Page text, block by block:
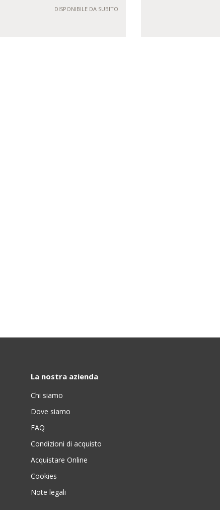
DISPONIBILE DA SUBITO
La nostra azienda
Chi siamo
Dove siamo
FAQ
Condizioni di acquisto
Acquistare Online
Cookies
Note legali